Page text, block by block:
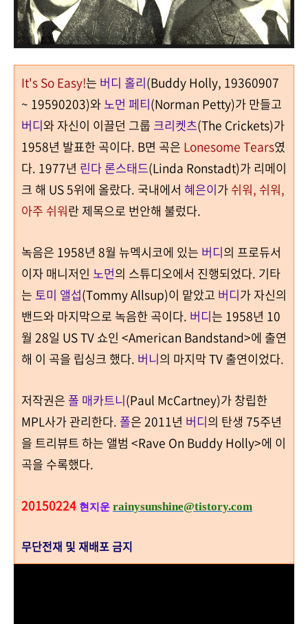
It's So Easy!는 버디 홀리(Buddy Holly, 19360907
~ 19590203)와노먼 페티(Norman Petty)가 만들고
버디와 자신이 이끌던 그룹 크리켓츠(The Crickets)가
1958년 발표한 곡이다. B면 곡은 Lonesome Tears였
다. 1977년 린다 론스태드(Linda Ronstadt)가 리메이
크 해 US5위에 올랐다. 국내에서 혜은이가쉬워, 쉬워,
아주 쉬워란 제목으로 번안해 불렀다.
녹음은 1958년 8월 뉴멕시코에 있는 버디의 프로듀서
이자 매니저인 노먼의 스튜디오에서 진행되었다. 기타
는 토미 앨섭(Tommy Allsup)이 맡았고 버디가 자신의
밴드와 마지막으로 녹음한 곡이다. 버디는 1958년 10
월 28일 USTV쇼인 <American Bandstand>에 출연
해 이 곡을 립싱크 했다. 버니의 마지막TV출연이었다.
저작권은 폴 매카트니(Paul McCartney)가 창립한
MPL사가 관리한다. 폴은2011년 버디의 탄생 75주년
을 트리뷰트 하는 앨범 <Rave On Buddy Holly>에 이
곡을 수록했다.
20150224 현지운 rainysunshine@tistory.com
무단전재 및 재배포 금지